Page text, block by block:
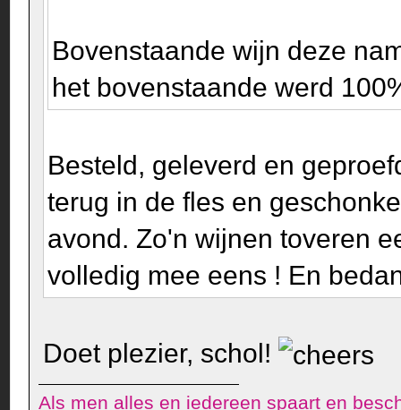
Bovenstaande wijn deze
het bovenstaande werd
Besteld, geleverd en
terug in de fles en
avond. Zo'n wijnen toveren
volledig mee eens ! En
Doet plezier, schol!
Als men alles en iedereen spaart en